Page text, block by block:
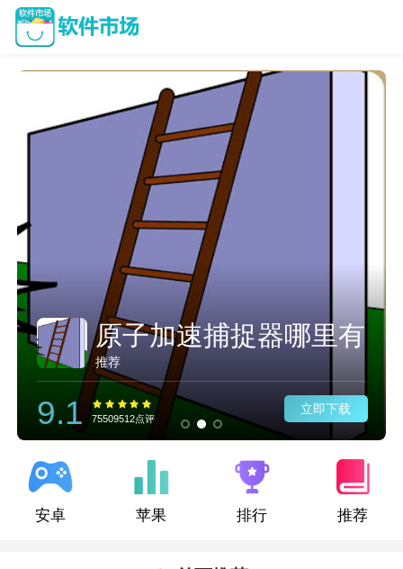
原子加速捕捉器哪里有
推荐
9.1 75509512点评
立即下载
安卓 苹果 排行 推荐